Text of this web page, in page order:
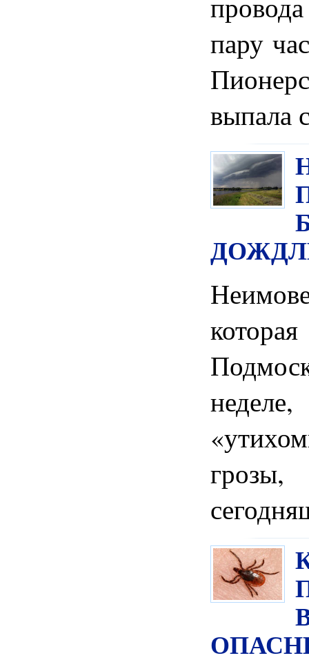
пару
выпала